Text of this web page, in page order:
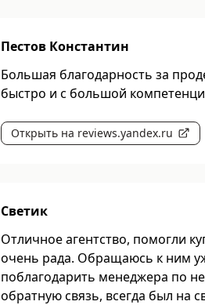
Пестов Константин
Большая благодарность за
быстро и с большой
Открыть на reviews.yandex.ru
Светик
Отличное агентство, помогли
очень рада. Обращаюсь к ним
поблагодарить менеджера по
обратную связь, всегда был на